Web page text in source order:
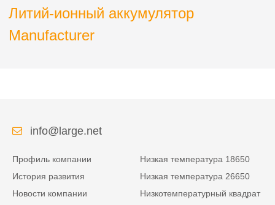
Литий-ионный аккумулятор
Manufacturer
info@large.net
Профиль компании
История развития
Новости компании
Низкая температура 18650
Низкая температура 26650
Низкотемпературный квадрат